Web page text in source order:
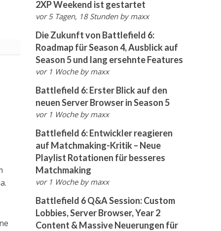
2XP Weekend ist gestartet
vor 5 Tagen, 18 Stunden bymaxx
Die Zukunft von Battlefield 6:
Roadmap für Season 4, Ausblick auf
Season 5 und lang ersehnte Features
vor 1 Woche bymaxx
Battlefield 6: Erster Blick auf den
neuen Server Browser in Season 5
vor 1 Woche bymaxx
Battlefield 6: Entwickler reagieren
auf Matchmaking-Kritik – Neue
Playlist Rotationen für besseres
Matchmaking
vor 1 Woche bymaxx
Battlefield 6 Q&A Session: Custom
Lobbies, Server Browser, Year 2
Content & Massive Neuerungen für